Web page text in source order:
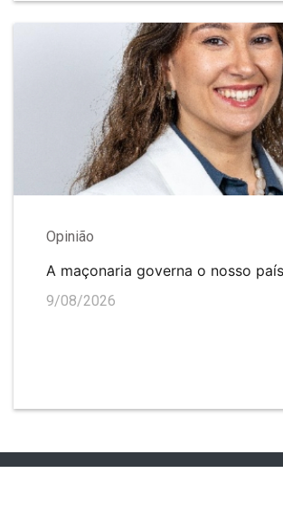
Opinião
A maçonaria governa o nosso
9/08/2026